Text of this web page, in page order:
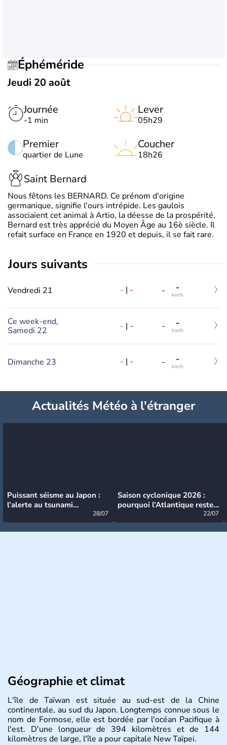
Éphéméride
Jeudi 20 août
Journée
-1 min
Premier
quartier de Lune
Lever
05h29
Coucher
18h26
Saint Bernard
Nous fêtons les BERNARD. Ce prénom d'origine
germanique, signifie l'ours intrépide. Les gaulois
associaient cet animal à Artio, la déesse de la prospérité.
Bernard est très apprécié du Moyen Âge au 16è siècle. Il
refait surface en France en 1920 et depuis, il se fait rare.
jours suivants
Vendredi 21 - | - - -
km/h
Ce week-end,
Samedi 22
- | - - -
km/h
Dimanche 23 - | - - -
km/h
Actualités Météo à l'étranger
Puissant séisme au Japon :
l’alerte au tsunami
28/07
Saison cyclonique 2026 :
pourquoi l’Atlantique reste
22/07
Géographie et climat
L'île de Taïwan est située au sud-est de la Chine
continentale, au sud du Japon. Longtemps connue sous le
nom de Formose, elle est bordée par l'océan Pacifique à
l'est. D'une longueur de 394 kilomètres et de 144
kilomètres de large, l'île a pour capitale New Taïpei.